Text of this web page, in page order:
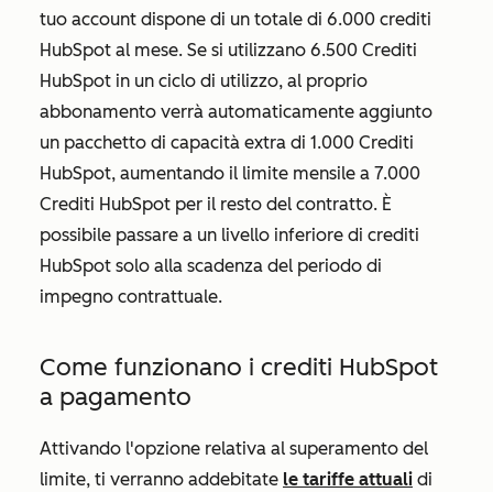
tuo account dispone di un totale di 6.000 crediti
HubSpot al mese. Se si utilizzano 6.500 Crediti
HubSpot in un ciclo di utilizzo, al proprio
abbonamento verrà automaticamente aggiunto
un pacchetto di capacità extra di 1.000 Crediti
HubSpot, aumentando il limite mensile a 7.000
Crediti HubSpot per il resto del contratto. È
possibile passare a un livello inferiore di crediti
HubSpot solo alla scadenza del periodo di
impegno contrattuale.
Come funzionano i crediti HubSpot
a pagamento
Attivando l'opzione relativa al superamento del
limite, ti verranno addebitate le tariffe attuali di